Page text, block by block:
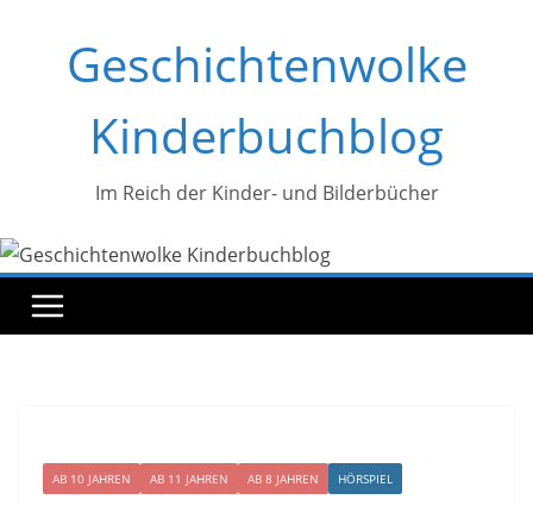
springenGeschichtenwolke
Kinderbuchblog
Im Reich der Kinder- und Bilderbücher
AB 10 JAHREN AB 11 JAHREN AB 8 JAHREN HÖRSPIEL